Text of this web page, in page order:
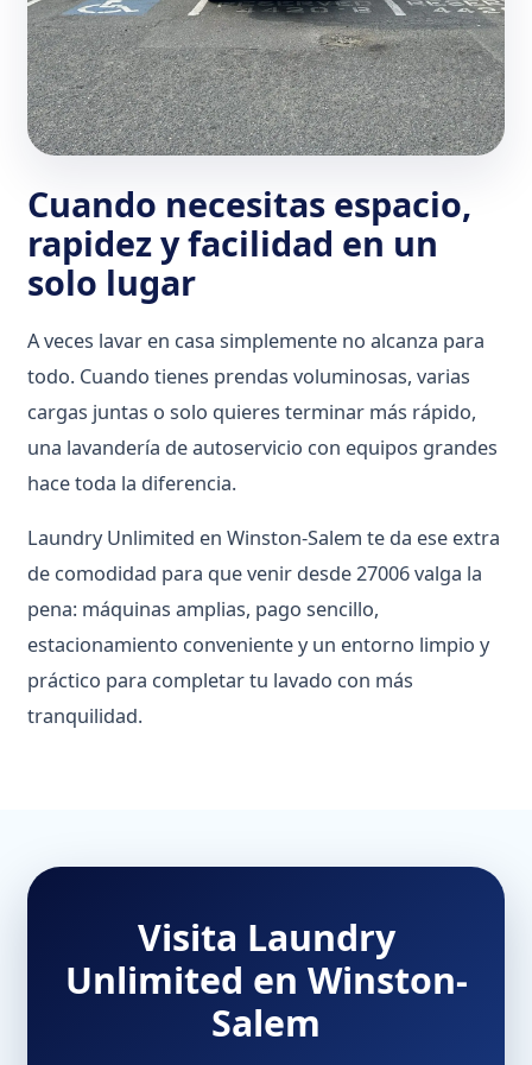
Cuando necesitas espacio,
rapidez y facilidad en un
solo lugar
A veces lavar en casa simplemente no alcanza para
todo. Cuando tienes prendas voluminosas, varias
cargas juntas o solo quieres terminar más rápido,
una lavandería de autoservicio con equipos grandes
hace toda la diferencia.
Laundry Unlimited en Winston-Salem te da ese extra
de comodidad para que venir desde 27006 valga la
pena: máquinas amplias, pago sencillo,
estacionamiento conveniente y un entorno limpio y
práctico para completar tu lavado con más
tranquilidad.
Visita Laundry
Unlimited en Winston-
Salem